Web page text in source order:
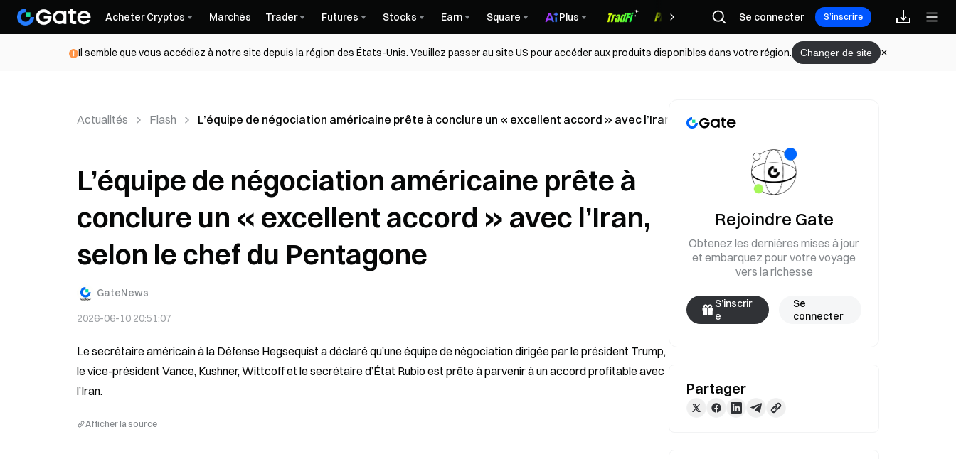
Acheter Cryptos Marchés Trader Futures Stocks Earn Square Plus Récompenses
Se connecter S’inscrire
Il semble que vous accédiez à notre site depuis la région des États-Unis. Veuillez passer au site US pour accéder aux produits disponibles dans votre région. Changer de site
Actualités Flash L’équipe de négociation américaine prête à conclure un « excellent accord » avec l’Iran, selon le chef du Pentagone
L’équipe de négociation américaine prête à
conclure un « excellent accord » avec l’Iran,
selon le chef du Pentagone
GateNews
2026-06-10 20:51:07
Le secrétaire américain à la Défense Hegsequist a déclaré qu’une équipe de négociation dirigée par le président Trump,
le vice-président Vance, Kushner, Wittcoff et le secrétaire d’État Rubio est prête à parvenir à un accord profitable avec
l’Iran.
Afficher la source
Rejoindre Gate
Obtenez les dernières mises à jour
et embarquez pour votre voyage
vers la richesse
S’inscrir
e
Se
connecter
Partager